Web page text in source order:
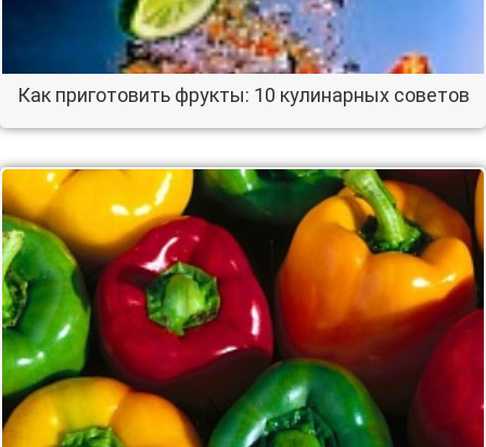
Как приготовить фрукты: 10 кулинарных советов